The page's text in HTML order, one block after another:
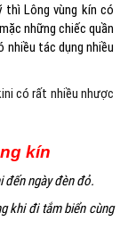
thì Lông vùng kín có
những chiếc quần
nhiều tác dụng nhiều
có rất nhiều nhược
kín
đến ngày đèn đỏ.
khi đi tắm biển cùng